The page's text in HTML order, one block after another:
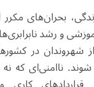
بحران‌های
و رشد
شهروندان در
ناامنی‌ای که نه